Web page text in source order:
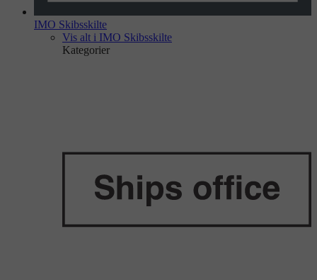
IMO Skibsskilte
Vis alt i IMO Skibsskilte
Kategorier